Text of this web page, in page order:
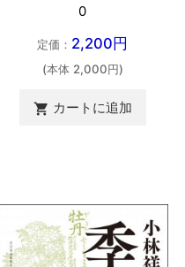
0
定価： 2,200円
(本体 2,000円)
 カートに追加